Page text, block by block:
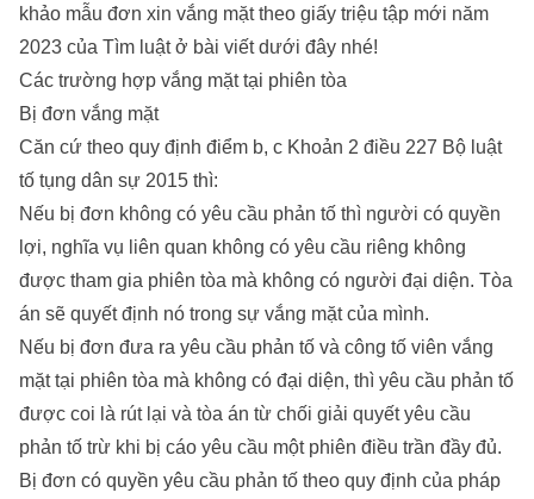
khảo mẫu đơn xin vắng mặt theo giấy triệu tập mới năm
2023 của Tìm luật ở bài viết dưới đây nhé!
Các trường hợp vắng mặt tại phiên tòa
Bị đơn vắng mặt
Căn cứ theo quy định điểm b, c Khoản 2 điều 227 Bộ luật
tố tụng dân sự 2015 thì:
Nếu bị đơn không có yêu cầu phản tố thì người có quyền
lợi, nghĩa vụ liên quan không có yêu cầu riêng không
được tham gia phiên tòa mà không có người đại diện. Tòa
án sẽ quyết định nó trong sự vắng mặt của mình.
Nếu bị đơn đưa ra yêu cầu phản tố và công tố viên vắng
mặt tại phiên tòa mà không có đại diện, thì yêu cầu phản tố
được coi là rút lại và tòa án từ chối giải quyết yêu cầu
phản tố trừ khi bị cáo yêu cầu một phiên điều trần đầy đủ.
Bị đơn có quyền yêu cầu phản tố theo quy định của pháp